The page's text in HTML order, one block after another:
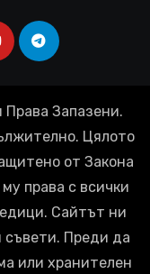
Запазени.
Цялото
от Закона
права с всички
Сайтът ни
съвети. Преди да
или хранителен